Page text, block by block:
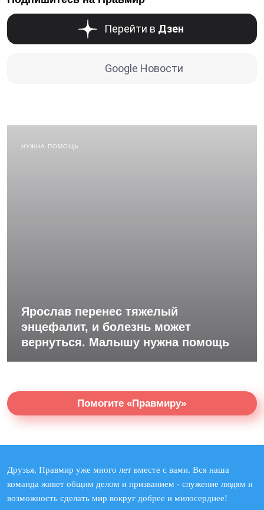
Перейти в Дзен
Google Новости
НУЖНА ПОМОЩЬ
Ярослав перенес тяжелый
энцефалит, и болезнь может
вернуться. Малышу нужна помощь
Помогите «Правмиру»
Друзья, Правмир уже много лет вместе с вами. Вся наша
команда живет общим делом и призванием - служение людям и
возможность сделать мир вокруг добрее и милосерднее!